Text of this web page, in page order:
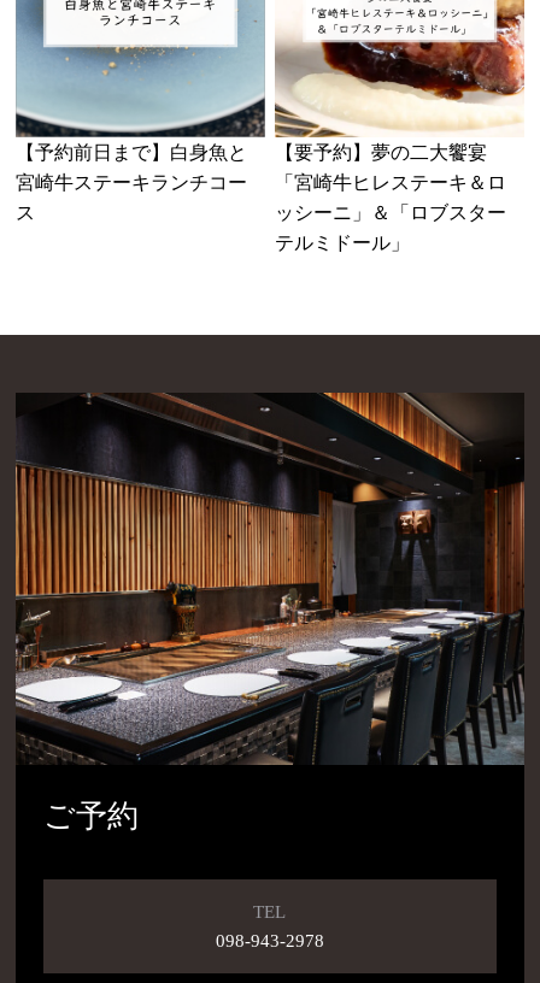
【予約前日まで】白身魚と
宮崎牛ステーキランチコー
ス
【要予約】夢の二大饗宴
「宮崎牛ヒレステーキ＆ロ
ッシーニ」＆「ロブスター
テルミドール」
ご予約
TEL
098-943-2978